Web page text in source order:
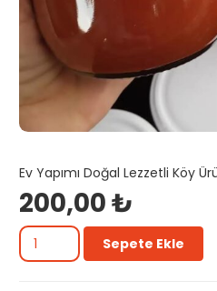
Ev Yapımı Doğal Lezzetli Köy
200,00₺
Kuşburnu
marmelatı
Sepete Ekle